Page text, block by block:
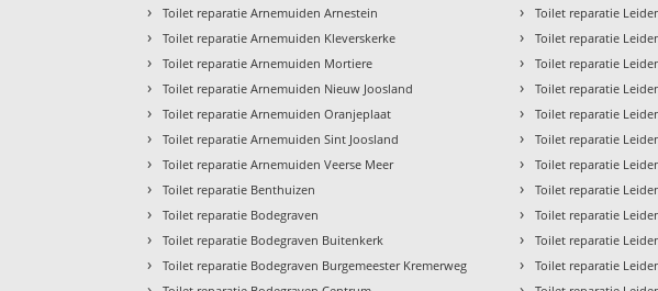
› Toilet reparatie Arnemuiden Arnestein
› Toilet reparatie Arnemuiden Kleverskerke
› Toilet reparatie Arnemuiden Mortiere
› Toilet reparatie Arnemuiden Nieuw Joosland
› Toilet reparatie Arnemuiden Oranjeplaat
› Toilet reparatie Arnemuiden Sint Joosland
› Toilet reparatie Arnemuiden Veerse Meer
› Toilet reparatie Benthuizen
› Toilet reparatie Bodegraven
› Toilet reparatie Bodegraven Buitenkerk
› Toilet reparatie Bodegraven Burgemeester Kremerweg
› Toilet reparatie
› Toilet reparatie
› Toilet reparatie
› Toilet reparatie
› Toilet reparatie
› Toilet reparatie
› Toilet reparatie
› Toilet reparatie
› Toilet reparatie
› Toilet reparatie
› Toilet reparatie